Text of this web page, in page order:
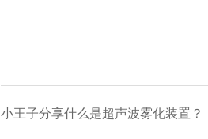
小王子分享什么是超声波雾化装置？